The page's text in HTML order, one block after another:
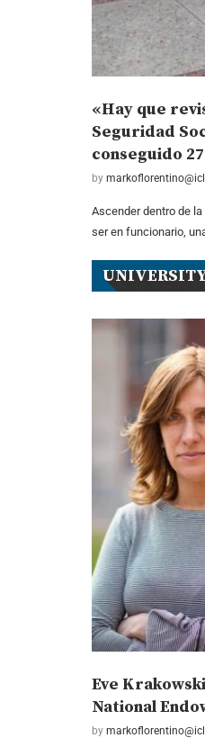
«Hay que
Seguridad
conseguido 27
by
Ascender dentro de
ser en funcionario,
Eve
National
by